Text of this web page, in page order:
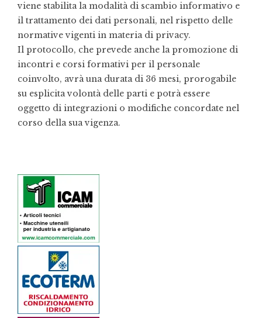
viene stabilita la modalità di scambio informativo e
il trattamento dei dati personali, nel rispetto delle
normative vigenti in materia di privacy.
Il protocollo, che prevede anche la promozione di
incontri e corsi formativi per il personale
coinvolto, avrà una durata di 36 mesi, prorogabile
su esplicita volontà delle parti e potrà essere
oggetto di integrazioni o modifiche concordate nel
corso della sua vigenza.